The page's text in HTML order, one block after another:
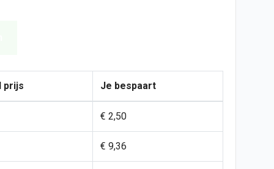
prijs Je bespaart
€ 2,50
€ 9,36